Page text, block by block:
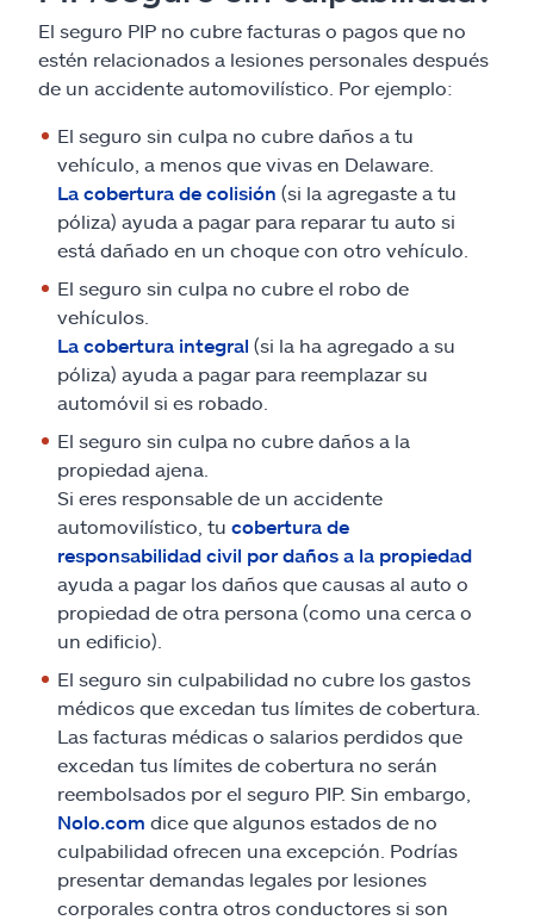
El seguro PIP no cubre facturas o pagos que no
estén relacionados a lesiones personales después
de un accidente automovilístico. Por ejemplo:
El seguro sin culpa no cubre daños a tu
vehículo, a menos que vivas en Delaware.
La cobertura de colisión (si la agregaste a tu
póliza) ayuda a pagar para reparar tu auto si
está dañado en un choque con otro vehículo.
El seguro sin culpa no cubre el robo de
vehículos.
La cobertura integral (si la ha agregado a su
póliza) ayuda a pagar para reemplazar su
automóvil si es robado.
El seguro sin culpa no cubre daños a la
propiedad ajena.
Si eres responsable de un accidente
automovilístico, tu cobertura de
responsabilidad civil por daños a la propiedad
ayuda a pagar los daños que causas al auto o
propiedad de otra persona (como una cerca o
un edificio).
El seguro sin culpabilidad no cubre los gastos
médicos que excedan tus límites de cobertura.
Las facturas médicas o salarios perdidos que
excedan tus límites de cobertura no serán
reembolsados por el seguro PIP. Sin embargo,
Nolo.com dice que algunos estados de no
culpabilidad ofrecen una excepción. Podrías
presentar demandas legales por lesiones
corporales contra otros conductores si son